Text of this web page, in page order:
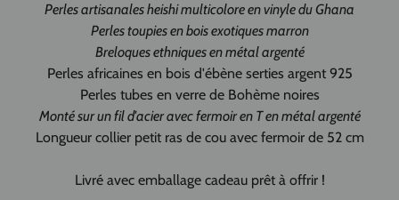
Perles artisanales heishi multicolore en vinyle du Ghana
Perles toupies en bois exotiques marron
Breloques ethniques en métal argenté
Perles africaines en bois d'ébène serties argent 925
Perles tubes en verre de Bohème noires
Monté sur un fil d'acier avec fermoir en T en métal argenté
Longueur collier petit ras de cou avec fermoir de 52 cm
Livré avec emballage cadeau prêt à offrir !